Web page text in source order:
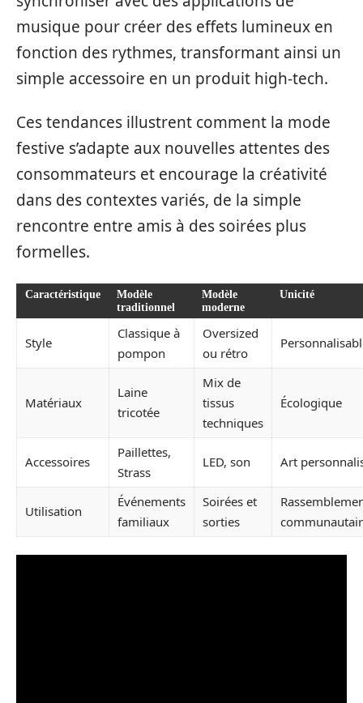
musique pour créer des effets lumineux en
fonction des rythmes, transformant ainsi un
simple accessoire en un produit high-tech.
Ces tendances illustrent comment la mode
festive s’adapte aux nouvelles attentes des
consommateurs et encourage la créativité
dans des contextes variés, de la simple
rencontre entre amis à des soirées plus
formelles.
Caractéristique
Modèle
traditionnel
Modèle
moderne
Unicité
Style
Classique à
pompon
Oversized
ou rétro
Matériaux
Laine
tricotée
Mix de
tissus
techniques
Écologique
Accessoires
Paillettes,
Strass
LED, son Art
Utilisation
Événements
familiaux
Soirées et
sorties